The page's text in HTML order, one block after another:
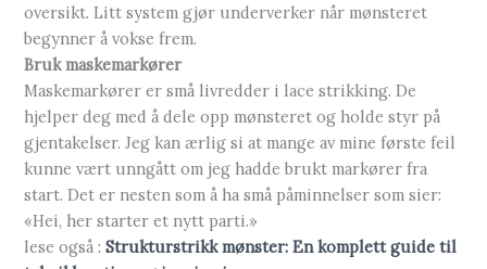
oversikt. Litt system gjør underverker når mønsteret
begynner å vokse frem.
Bruk maskemarkører
Maskemarkører er små livredder i lace strikking. De
hjelper deg med å dele opp mønsteret og holde styr på
gjentakelser. Jeg kan ærlig si at mange av mine første feil
kunne vært unngått om jeg hadde brukt markører fra
start. Det er nesten som å ha små påminnelser som sier:
«Hei, her starter et nytt parti.»
lese også : Strukturstrikk mønster: En komplett guide til